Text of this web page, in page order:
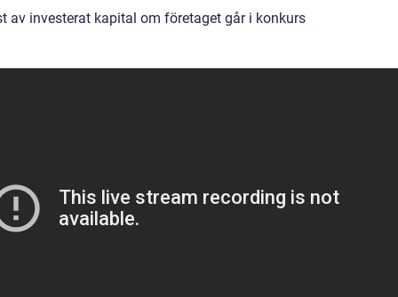
av investerat kapital om företaget går i konkurs